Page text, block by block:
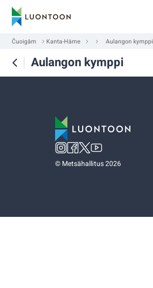
Čuoigâm Kanta-Häme Aulangon kymppi
Aulangon kymppi
©Metsähallitus 2026